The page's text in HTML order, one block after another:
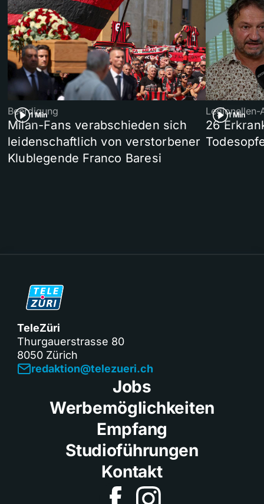
1 Min
Beerdigung
Milan-Fans verabschieden sich
leidenschaftlich von verstorbener
Klublegende Franco Baresi
1 Min
Legionellen-
26
TeleZüri
Thurgauerstrasse 80
8050 Zürich
redaktion@telezueri.ch
Jobs
Werbemöglichkeiten
Empfang
Studioführungen
Kontakt